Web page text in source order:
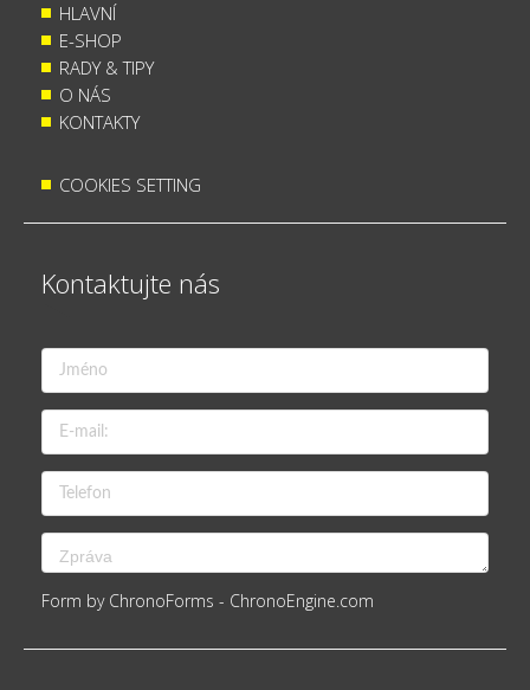
HLAVNÍ
E-SHOP
RADY & TIPY
O NÁS
KONTAKTY
COOKIES SETTING
Kontaktujte nás
Form by ChronoForms - ChronoEngine.com